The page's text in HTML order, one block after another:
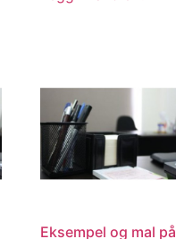
Eksempel og mal på